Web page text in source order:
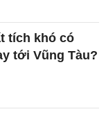
tích khó có
tới Vũng Tàu?